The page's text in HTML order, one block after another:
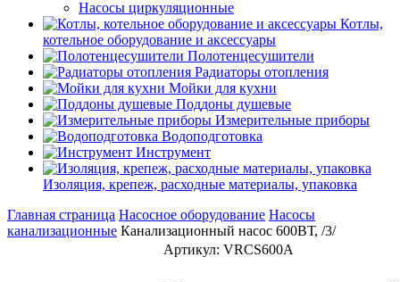
Насосы циркуляционные
Котлы,
котельное оборудование и аксессуары
Полотенцесушители
Радиаторы отопления
Мойки для кухни
Поддоны душевые
Измерительные приборы
Водоподготовка
Инструмент
Изоляция, крепеж, расходные материалы, упаковка
Главная страница Насосное оборудование Насосы
канализационные Канализационный насос 600ВТ, /3/
Артикул: VRCS600A